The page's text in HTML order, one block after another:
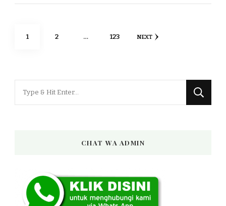
Posts
PAGE
1 PAGE
2 … PAGE
123 NEXT
CHAT WA ADMIN